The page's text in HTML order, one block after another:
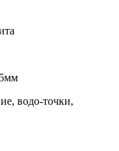
водо-точки,